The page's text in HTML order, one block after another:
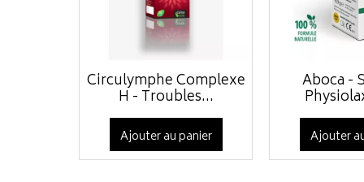
Circulymphe Complexe
H - Troubles...
Ajouter au panier
Aboca -
Ajouter